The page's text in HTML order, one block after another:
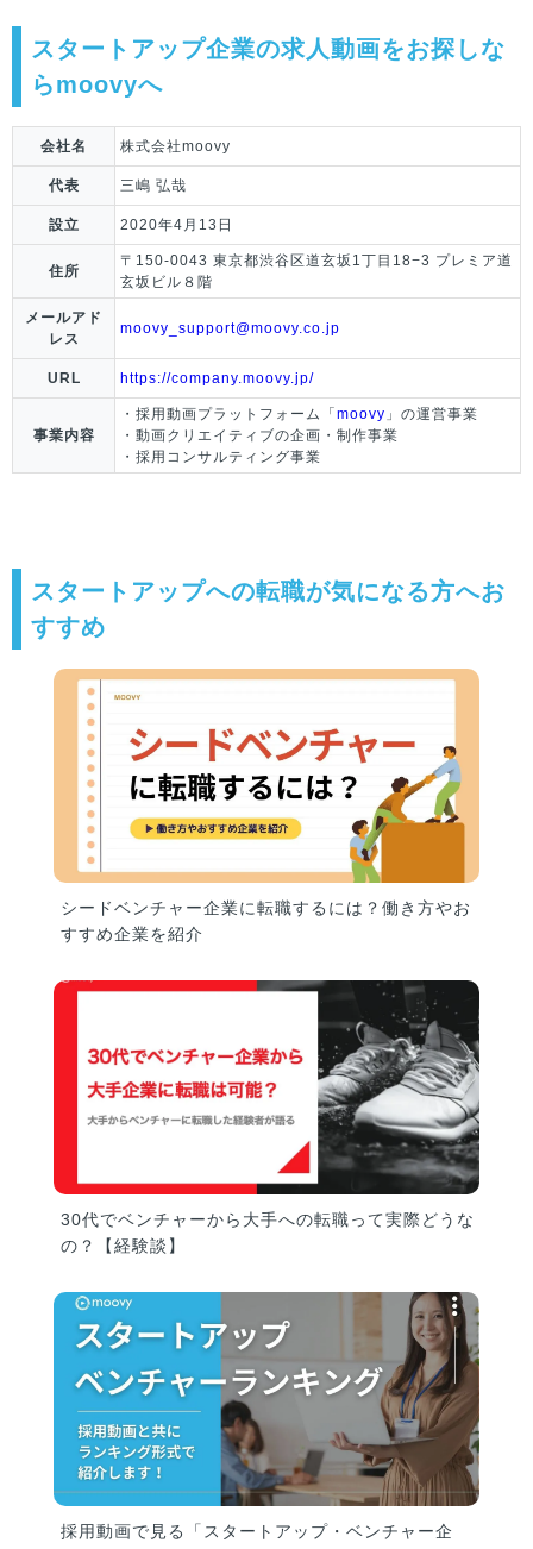
スタートアップ企業の求人動画をお探しな
らmoovyへ
会社名 株式会社moovy
代表 三嶋 弘哉
設立 2020年4月13日
住所
〒150-0043 東京都渋谷区道玄坂1丁目18−3 プレミア道
玄坂ビル８階
メールアド
レス
moovy_support@moovy.co.jp
URL https://company.moovy.jp/
事業内容
・採用動画プラットフォーム「 moovy 」の運営事業
・動画クリエイティブの企画・制作事業
・採用コンサルティング事業
スタートアップへの転職が気になる方へお
すすめ
シードベンチャー企業に転職するには？働き方やお
すすめ企業を紹介
30代でベンチャーから大手への転職って実際どうな
の？【経験談】
採用動画で見る「スタートアップ・ベンチャー企